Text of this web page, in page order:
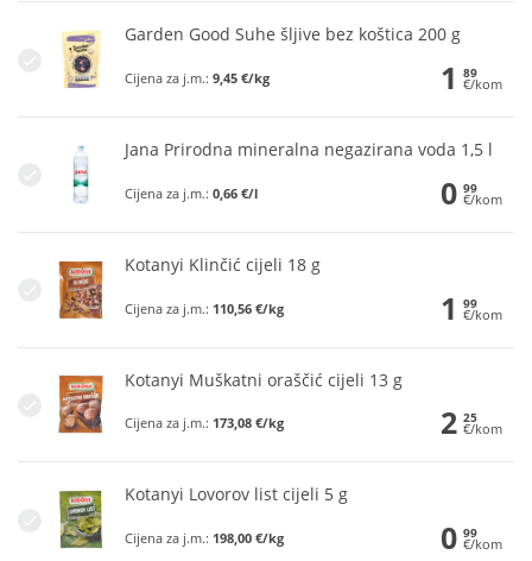
Garden Good Suhe šljive bez koštica 200 g
Cijena za j.m.: 9,45 €/kg 1 89
€/kom
Jana Prirodna mineralna negazirana voda 1,5 l
Cijena za j.m.: 0,66 €/l 0 99
€/kom
Kotanyi Klinčić cijeli 18 g
Cijena za j.m.: 110,56 €/kg 1 99
€/kom
Kotanyi Muškatni oraščić cijeli 13 g
Cijena za j.m.: 173,08 €/kg 2 25
€/kom
Kotanyi Lovorov list cijeli 5 g
Cijena za j.m.: 198,00 €/kg 0 99
€/kom